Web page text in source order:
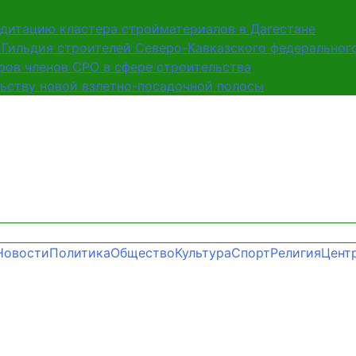
кластера стройматериалов в Дагестане
строителей Северо-Кавказского
членов СРО в сфере строительства
новой взлетно-посадочной полосы
ПолитикаОбществоКультураСпортРелигия